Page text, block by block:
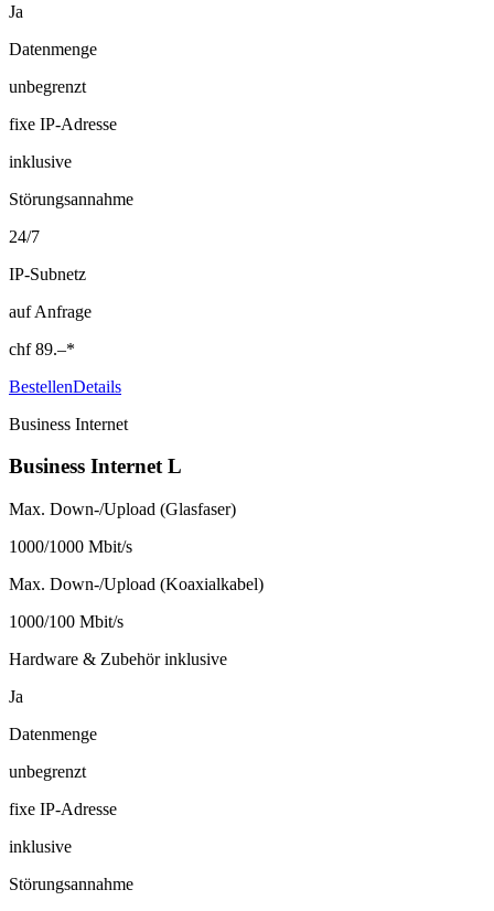
Ja
Datenmenge
unbegrenzt
fixe IP-Adresse
inklusive
Störungsannahme
24/7
IP-Subnetz
auf Anfrage
chf 89.–*
BestellenDetails
Business Internet
Business Internet L
Max. Down-/Upload (Glasfaser)
1000/1000 Mbit/s
Max. Down-/Upload (Koaxialkabel)
1000/100 Mbit/s
Hardware & Zubehör inklusive
Ja
Datenmenge
unbegrenzt
fixe IP-Adresse
inklusive
Störungsannahme